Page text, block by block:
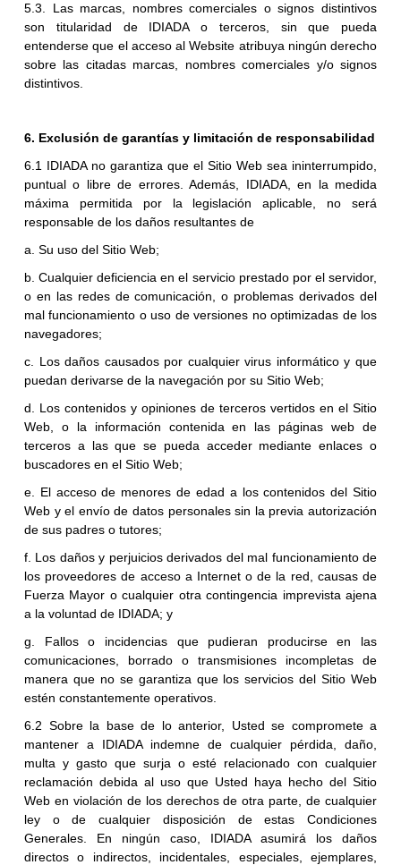
5.3. Las marcas, nombres comerciales o signos distintivos
son titularidad de IDIADA o terceros, sin que pueda
entenderse que el acceso al Website atribuya ningún derecho
sobre las citadas marcas, nombres comerciales y/o signos
distintivos.
6. Exclusión de garantías y limitación de responsabilidad
6.1 IDIADA no garantiza que el Sitio Web sea ininterrumpido,
puntual o libre de errores. Además, IDIADA, en la medida
máxima permitida por la legislación aplicable, no será
responsable de los daños resultantes de
a. Su uso del Sitio Web;
b. Cualquier deficiencia en el servicio prestado por el servidor,
o en las redes de comunicación, o problemas derivados del
mal funcionamiento o uso de versiones no optimizadas de los
navegadores;
c. Los daños causados por cualquier virus informático y que
puedan derivarse de la navegación por su Sitio Web;
d. Los contenidos y opiniones de terceros vertidos en el Sitio
Web, o la información contenida en las páginas web de
terceros a las que se pueda acceder mediante enlaces o
buscadores en el Sitio Web;
e. El acceso de menores de edad a los contenidos del Sitio
Web y el envío de datos personales sin la previa autorización
de sus padres o tutores;
f. Los daños y perjuicios derivados del mal funcionamiento de
los proveedores de acceso a Internet o de la red, causas de
Fuerza Mayor o cualquier otra contingencia imprevista ajena
a la voluntad de IDIADA; y
g. Fallos o incidencias que pudieran producirse en las
comunicaciones, borrado o transmisiones incompletas de
manera que no se garantiza que los servicios del Sitio Web
estén constantemente operativos.
6.2 Sobre la base de lo anterior, Usted se compromete a
mantener a IDIADA indemne de cualquier pérdida, daño,
multa y gasto que surja o esté relacionado con cualquier
reclamación debida al uso que Usted haya hecho del Sitio
Web en violación de los derechos de otra parte, de cualquier
ley o de cualquier disposición de estas Condiciones
Generales. En ningún caso, IDIADA asumirá los daños
directos o indirectos, incidentales, especiales, ejemplares,